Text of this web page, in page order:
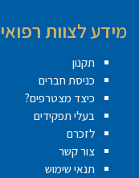
מידע לצוות רפואי
תקנון
כניסת חברים
כיצד מצטרפים?
בעלי תפקידים
לזכרם
צור קשר
תנאי שימוש